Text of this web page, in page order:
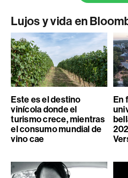
Lujos y vida en
Este es el destino
vinícola donde el
turismo crece, mientras
el consumo mundial de
vino cae
En